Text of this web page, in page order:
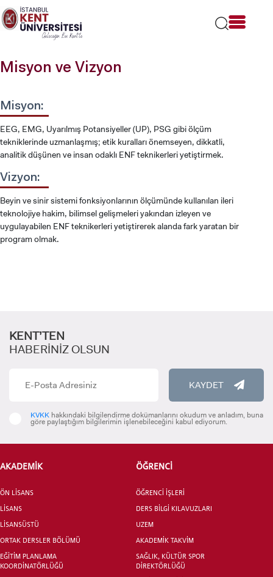
Lütfen
dikkat:
Bu
bir
içerir.
ADAY ÖĞRENCİ
LİSANSÜSTÜ EĞİTİM ENSTİTÜSÜ
Misyon ve Vizyon
Misyon:
EEG, EMG, Uyarılmış Potansiyeller (UP), PSG gibi ölçüm
tekniklerinde uzmanlaşmış; etik kuralları önemseyen, dikkatli,
analitik düşünen ve insan odaklı ENF teknikerleri yetiştirmek.
Vizyon:
Beyin ve sinir sistemi fonksiyonlarının ölçümünde kullanılan ileri
teknolojiye hakim, bilimsel gelişmeleri yakından izleyen ve
uygulayabilen ENF teknikerleri yetiştirerek alanda fark yaratan bir
program olmak.
KENT’TEN
HABERİNİZ OLSUN
KAYDET
KVKK hakkındaki bilgilendirme dokümanlarını okudum ve anladım, buna
göre paylaştığım bilgilerimin işlenebileceğini kabul ediyorum.
AKADEMİK
ÖN LİSANS
LİSANS
LİSANSÜSTÜ
ORTAK DERSLER BÖLÜMÜ
EĞİTİM PLANLAMA
KOORDİNATÖRLÜĞÜ
ÖĞRENCİ
ÖĞRENCİ İŞLERİ
DERS BİLGİ KILAVUZLARI
UZEM
AKADEMİK TAKVİM
SAĞLIK, KÜLTÜR SPOR
DİREKTÖRLÜĞÜ